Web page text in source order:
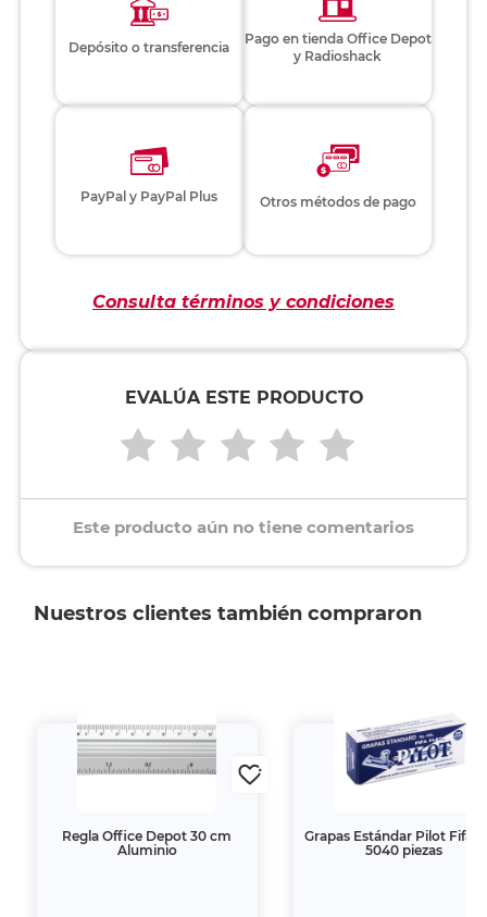
Depósito o transferencia
Pago en tienda Office Depot
y Radioshack
PayPal y PayPal Plus Otros métodos de pago
Consulta términos y condiciones
EVALÚA ESTE PRODUCTO
Este producto aún no tiene comentarios
Nuestros clientes también compraron
Regla Office Depot 30 cm
Aluminio
Grapas Estándar Pilot Fifa
5040 piezas